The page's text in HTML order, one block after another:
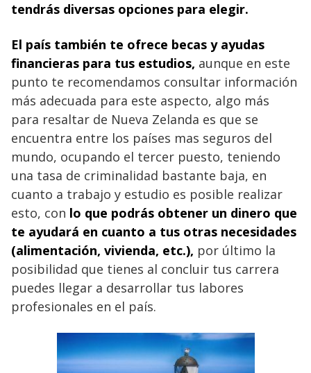
tendrás diversas opciones para elegir.
El país también te ofrece becas y ayudas
financieras para tus estudios, aunque en este
punto te recomendamos consultar información
más adecuada para este aspecto, algo más
para resaltar de Nueva Zelanda es que se
encuentra entre los países mas seguros del
mundo, ocupando el tercer puesto, teniendo
una tasa de criminalidad bastante baja, en
cuanto a trabajo y estudio es posible realizar
esto, con lo que podrás obtener un dinero que
te ayudará en cuanto a tus otras necesidades
(alimentación, vivienda, etc.), por último la
posibilidad que tienes al concluir tus carrera
puedes llegar a desarrollar tus labores
profesionales en el país.